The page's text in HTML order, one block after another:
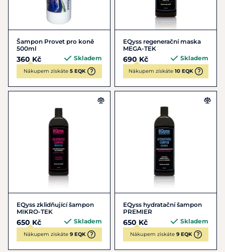
Šampon Provet pro koně
500ml
360 Kč Skladem
Nákupem získáte 5 EQK
EQyss regenerační maska
MEGA-TEK
690 Kč Skladem
Nákupem získáte 10 EQK
EQyss zklidňující šampon
MIKRO-TEK
650 Kč Skladem
Nákupem získáte 9 EQK
EQyss hydratační šampon
PREMIER
650 Kč Skladem
Nákupem získáte 9 EQK